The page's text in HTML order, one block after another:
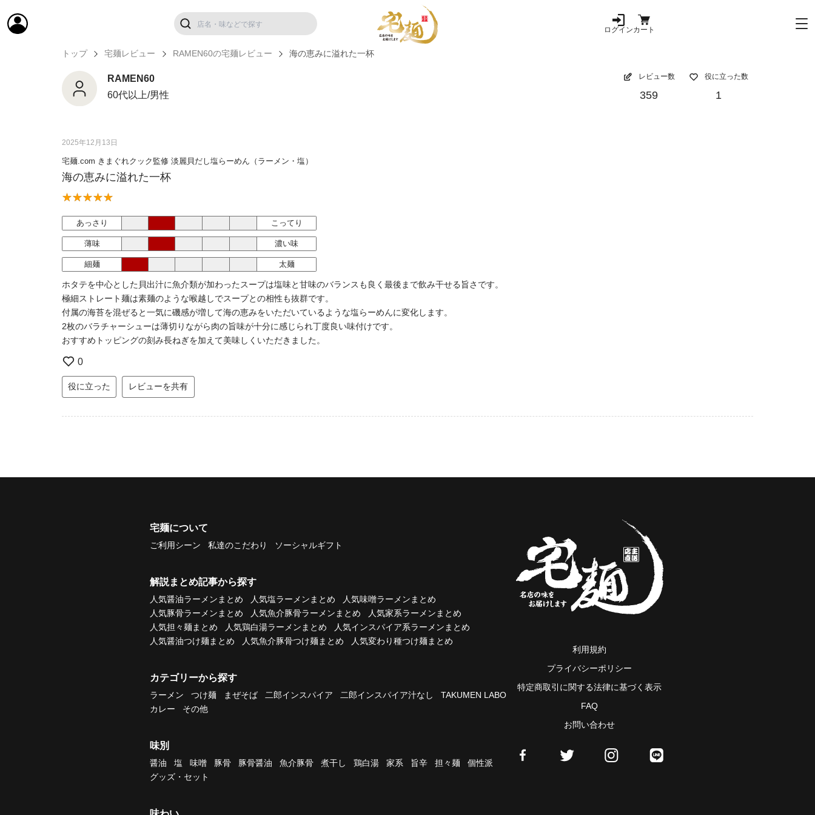
ログインカート
トップ 宅麺レビュー RAMEN60の宅麺レビュー 海の恵みに溢れた一杯
RAMEN60
60代以上/男性
レビュー数
359
役に立った数
1
2025年12月13日
宅麺.com きまぐれクック監修 淡麗貝だし塩らーめん（ラーメン・塩）
海の恵みに溢れた一杯
あっさり こってり
薄味 濃い味
細麺 太麺
ホタテを中心とした貝出汁に魚介類が加わったスープは塩味と甘味のバランスも良く最後まで飲み干せる旨さです。
極細ストレート麺は素麺のような喉越しでスープとの相性も抜群です。
付属の海苔を混ぜると一気に磯感が増して海の恵みをいただいているような塩らーめんに変化します。
2枚のバラチャーシューは薄切りながら肉の旨味が十分に感じられ丁度良い味付けです。
おすすめトッピングの刻み長ねぎを加えて美味しくいただきました。
0
役に立った レビューを共有
宅麺について
ご利用シーン 私達のこだわり ソーシャルギフト
解説まとめ記事から探す
人気醤油ラーメンまとめ 人気塩ラーメンまとめ
人気味噌ラーメンまとめ
人気豚骨ラーメンまとめ
人気魚介豚骨ラーメンまとめ
人気家系ラーメンまとめ
人気担々麺まとめ
人気鶏白湯ラーメンまとめ
人気インスパイア系ラーメンまとめ
人気醤油つけ麺まとめ
人気魚介豚骨つけ麺まとめ 人気変わり種つけ麺まとめ
カテゴリーから探す
ラーメン つけ麺 まぜそば 二郎インスパイア 二郎インスパイア汁なし
TAKUMEN LABO
カレー
その他
味別
醤油 塩 味噌 豚骨 豚骨醤油 魚介豚骨 煮干し 鶏白湯 家系 旨辛 担々麺
個性派
グッズ・セット
利用規約
プライバシーポリシー
特定商取引に関する法律に基づく表示
FAQ
お問い合わせ